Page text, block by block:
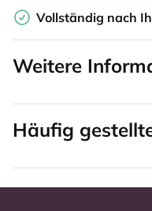
Vollständig nach
Weitere
Häufig